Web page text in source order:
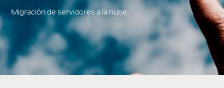
Migración de servidores a la nube